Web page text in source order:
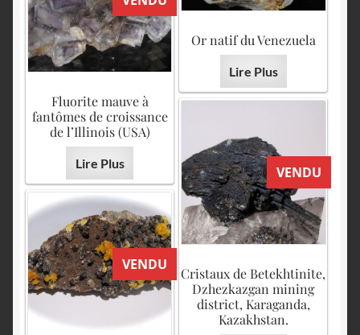
Or natif du Venezuela
Lire Plus
Fluorite mauve à
fantômes de croissance
de l’Illinois (USA)
Lire Plus
VENDU
Cristaux de Betekhtinite,
Dzhezkazgan mining
district, Karaganda,
Kazakhstan.
VENDU